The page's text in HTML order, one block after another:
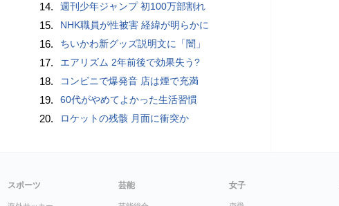
14. 週刊少年ジャンプ 初100万部割れ
15. NHK職員が性被害 経緯が明らかに
16. ちいかわ新グッズ説明文に「闇」
17. エアリズム 2年前後で効果失う?
18. コンビニで爆発音 店は煙で充満
19. 60代がやめてよかった生活習慣
20. ロケットの残骸 月面に衝突か
スポーツ 芸能 女子